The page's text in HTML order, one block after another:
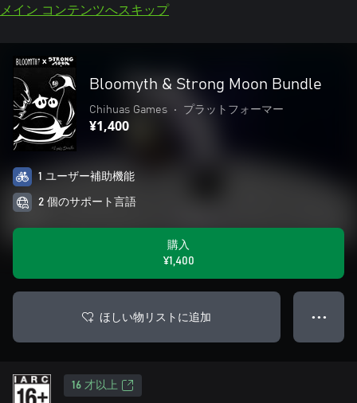
メイン コンテンツへスキップ
Bloomyth & Strong Moon Bundle
Chihuas Games • プラットフォーマー
¥1,400
1 ユーザー補助機能
2 個のサポート言語
購入
¥1,400
ほしい物リストに追加 ● ● ●
16 才以上